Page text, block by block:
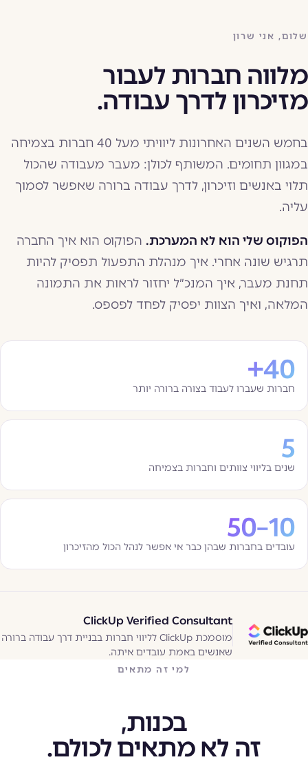
שלום, אני שרון
מלווה חברות לעבור
מזיכרון לדרך עבודה.
בחמש השנים האחרונות ליוויתי מעל 40 חברות בצמיחה
במגוון תחומים. המשותף לכולן: מעבר מעבודה שהכול
תלוי באנשים וזיכרון, לדרך עבודה ברורה שאפשר לסמוך
עליה.
הפוקוס שלי הוא לא המערכת. הפוקוס הוא איך החברה
תרגיש שונה אחרי. איך מנהלת התפעול תפסיק להיות
תחנת מעבר, איך המנכ״ל יחזור לראות את התמונה
המלאה, ואיך הצוות יפסיק לפחד לפספס.
40+
חברות שעברו לעבוד בצורה ברורה יותר
5
שנים בליווי צוותים וחברות בצמיחה
10–50
עובדים בחברות שבהן כבר אי אפשר לנהל הכול מהזיכרון
ClickUp Verified Consultant
מוסמכת ClickUp לליווי חברות בבניית דרך עבודה ברורה
שאנשים באמת עובדים איתה.
למי זה מתאים
בכנות,
זה לא מתאים לכולם.